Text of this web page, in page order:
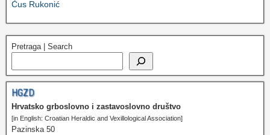
Ćus Rukonić
Pretraga | Search
HGZD
Hrvatsko grboslovno i zastavoslovno društvo
[in English: Croatian Heraldic and Vexillological Association]
Pazinska 50